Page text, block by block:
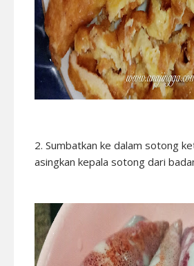
2. Sumbatkan ke dalam sotong
asingkan kepala sotong dari